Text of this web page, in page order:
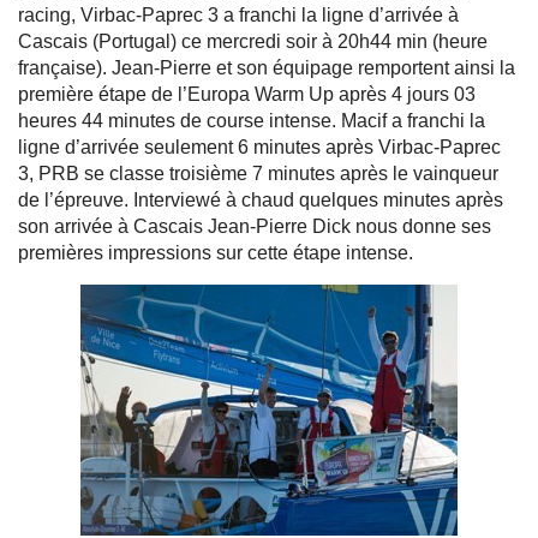
racing, Virbac-Paprec 3 a franchi la ligne d’arrivée à
Cascais (Portugal) ce mercredi soir à 20h44 min (heure
française). Jean-Pierre et son équipage remportent ainsi la
première étape de l’Europa Warm Up après 4 jours 03
heures 44 minutes de course intense. Macif a franchi la
ligne d’arrivée seulement 6 minutes après Virbac-Paprec
3, PRB se classe troisième 7 minutes après le vainqueur
de l’épreuve. Interviewé à chaud quelques minutes après
son arrivée à Cascais Jean-Pierre Dick nous donne ses
premières impressions sur cette étape intense.